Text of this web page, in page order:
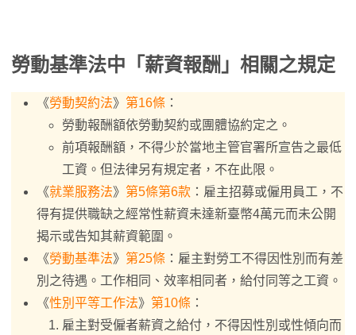
勞動基準法中「薪資報酬」相關之規定
《勞動契約法》 第16條 ：
勞動報酬額依勞動契約或團體協約定之。
前項報酬額，不得少於當地主管官署所宣告之最低
工資。但法律另有規定者，不在此限。
《就業服務法》 第5條第6款 ：雇主招募或僱用員工，不
得有提供職缺之經常性薪資未達新臺幣4萬元而未公開
揭示或告知其薪資範圍。
《勞動基準法》 第25條 ：雇主對勞工不得因性別而有差
別之待遇。工作相同、效率相同者，給付同等之工資。
《性別平等工作法》 第10條 ：
雇主對受僱者薪資之給付，不得因性別或性傾向而